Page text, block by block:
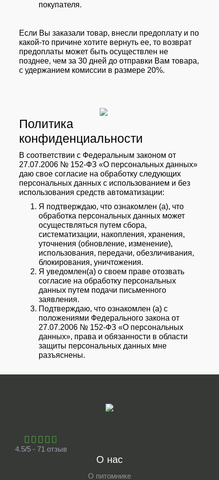
покупателя.
Если Вы заказали товар, внесли предоплату и по
какой-то причине хотите вернуть ее, то возврат
предоплаты может быть осуществлен не
позднее, чем за 30 дней до отправки Вам товара,
с удержанием комиссии в размере 20%.
Политика
конфиденциальности
В соответствии с Федеральным законом от
27.07.2006 № 152-ФЗ «О персональных данных»
даю свое согласие на обработку следующих
персональных данных с использованием и без
использования средств автоматизации:
Я подтверждаю, что ознакомлен (а), что
обработка персональных данных может
осуществляться путем сбора,
систематизации, накопления, хранения,
уточнения (обновление, изменение),
использования, передачи, обезличивания,
блокирования, уничтожения.
Я уведомлен(а) о своем праве отозвать
согласие на обработку персональных
данных путем подачи письменного
заявления.
Подтверждаю, что ознакомлен (а) с
положениями Федерального закона от
27.07.2006 № 152-ФЗ «О персональных
данных», права и обязанности в области
защиты персональных данных мне
разъяснены.
4.5/5 - 71 отзыв
О нас
О питомнике